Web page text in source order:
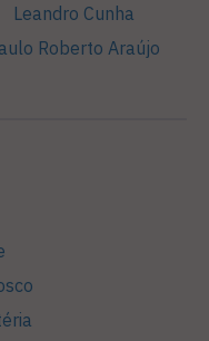
Leandro Cunha
Roberto Araújo